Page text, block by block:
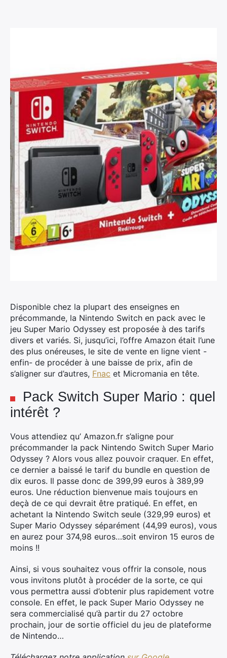
Disponible chez la plupart des enseignes en
précommande, la Nintendo Switch en pack avec le
jeu Super Mario Odyssey est proposée à des tarifs
divers et variés. Si, jusqu’ici, l’offre Amazon était l’une
des plus onéreuses, le site de vente en ligne vient -
enfin- de procéder à une baisse de prix, afin de
s’aligner sur d’autres, Fnac et Micromania en tête.
Pack Switch Super Mario : quel
intérêt ?
Vous attendiez qu’ Amazon.fr s’aligne pour
précommander la pack Nintendo Switch Super Mario
Odyssey ? Alors vous allez pouvoir craquer. En effet,
ce dernier a baissé le tarif du bundle en question de
dix euros. Il passe donc de 399,99 euros à 389,99
euros. Une réduction bienvenue mais toujours en
deçà de ce qui devrait être pratiqué. En effet, en
achetant la Nintendo Switch seule (329,99 euros) et
Super Mario Odyssey séparément (44,99 euros), vous
en aurez pour 374,98 euros…soit environ 15 euros de
moins !!
Ainsi, si vous souhaitez vous offrir la console, nous
vous invitons plutôt à procéder de la sorte, ce qui
vous permettra aussi d’obtenir plus rapidement votre
console. En effet, le pack Super Mario Odyssey ne
sera commercialisé qu’à partir du 27 octobre
prochain, jour de sortie officiel du jeu de plateforme
de Nintendo…